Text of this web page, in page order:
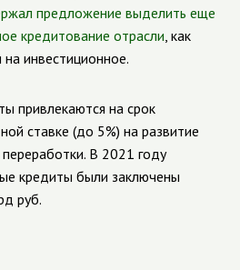
предложение выделить еще
кредитование отрасли, как
инвестиционное.
привлекаются на срок
ставке (до 5%) на развитие
В 2021 году
кредиты были заключены
руб.